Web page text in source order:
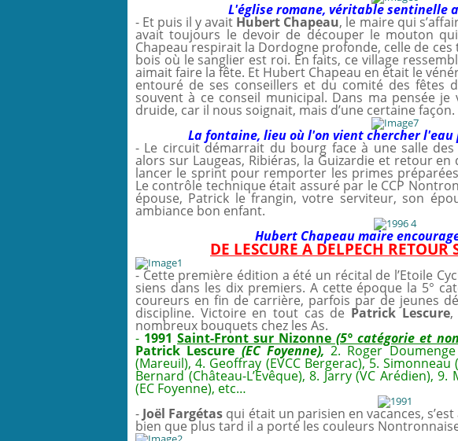
L'église romane, véritable sentinelle
- Et puis il y avait Hubert Chapeau, le maire qui
avait toujours le devoir de découper le mouton
Chapeau respirait la Dordogne profonde, celle de
bois où le sanglier est roi. En faits, ce village
aimait faire la fête. Et Hubert Chapeau en était le
entouré de ses conseillers et du comité des fêtes
souvent à ce conseil municipal. Dans ma pensée je
druide, car il nous soignait, mais d’une certaine façon.
La fontaine, lieu où l'on vient chercher
- Le circuit démarrait du bourg face à une salle
alors sur Laugeas, Ribiéras, la Guizardie et retour
lancer le sprint pour remporter les primes
Le contrôle technique était assuré par le CCP
épouse, Patrick le frangin, votre serviteur, son
ambiance bon enfant.
Hubert Chapeau maire
DE LESCURE A DELPECH RETOUR
- Cette première édition a été un récital de l’Etoile
siens dans les dix premiers. A cette époque la 5°
coureurs en fin de carrière, parfois par de jeunes
discipline. Victoire en tout cas de Patrick Lescure,
nombreux bouquets chez les As.
- 1991 Saint-Front sur Nizonne (5° catégorie et
Patrick Lescure (EC Foyenne), 2. Roger
(Mareuil), 4. Geoffray (EVCC Bergerac), 5. Simonneau
Bernard (Château-L’Evêque), 8. Jarry (VC Arédien),
(EC Foyenne), etc…
- Joël Fargétas qui était un parisien en vacances,
bien que plus tard il a porté les couleurs